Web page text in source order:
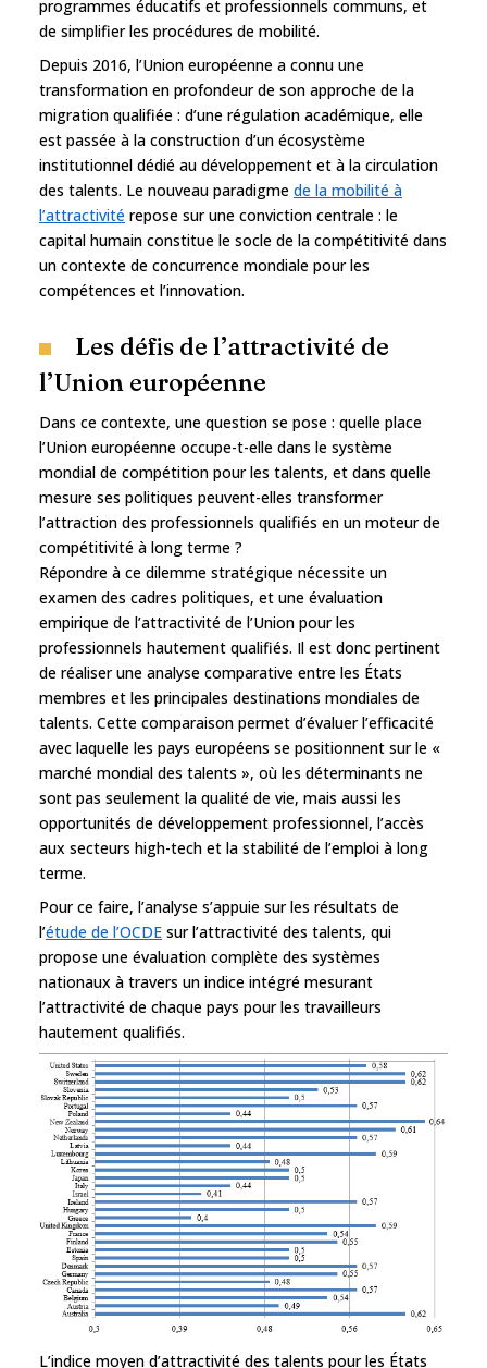
programmes éducatifs et professionnels communs, et
de simplifier les procédures de mobilité.
Depuis 2016, l’Union européenne a connu une
transformation en profondeur de son approche de la
migration qualifiée : d’une régulation académique, elle
est passée à la construction d’un écosystème
institutionnel dédié au développement et à la circulation
des talents. Le nouveau paradigme de la mobilité à
l’attractivité repose sur une conviction centrale : le
capital humain constitue le socle de la compétitivité dans
un contexte de concurrence mondiale pour les
compétences et l’innovation.
Les défis de l’attractivité de
l’Union européenne
Dans ce contexte, une question se pose : quelle place
l’Union européenne occupe-t-elle dans le système
mondial de compétition pour les talents, et dans quelle
mesure ses politiques peuvent-elles transformer
l’attraction des professionnels qualifiés en un moteur de
compétitivité à long terme ?
Répondre à ce dilemme stratégique nécessite un
examen des cadres politiques, et une évaluation
empirique de l’attractivité de l’Union pour les
professionnels hautement qualifiés. Il est donc pertinent
de réaliser une analyse comparative entre les États
membres et les principales destinations mondiales de
talents. Cette comparaison permet d’évaluer l’efficacité
avec laquelle les pays européens se positionnent sur le «
marché mondial des talents », où les déterminants ne
sont pas seulement la qualité de vie, mais aussi les
opportunités de développement professionnel, l’accès
aux secteurs high-tech et la stabilité de l’emploi à long
terme.
Pour ce faire, l’analyse s’appuie sur les résultats de
l’étude de l’OCDE sur l’attractivité des talents, qui
propose une évaluation complète des systèmes
nationaux à travers un indice intégré mesurant
l’attractivité de chaque pays pour les travailleurs
hautement qualifiés.
L’indice moyen d’attractivité des talents pour les États